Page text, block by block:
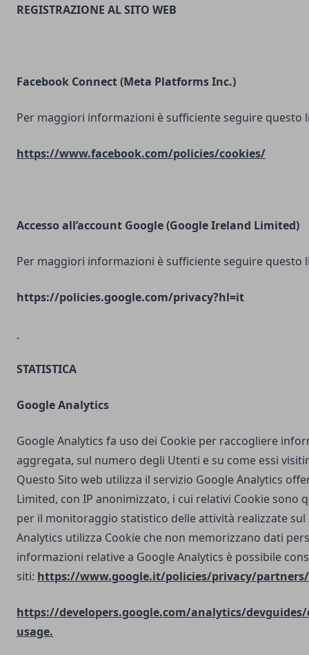
REGISTRAZIONE AL SITO WEB
Facebook Connect (Meta Platforms Inc.)
Per maggiori informazioni è sufficiente seguire questo
https://www.facebook.com/policies/cookies/
Accesso all’account Google (Google Ireland Limited)
Per maggiori informazioni è sufficiente seguire questo
https://policies.google.com/privacy?hl=it
STATISTICA
Google Analytics
Google Analytics fa uso dei Cookie per raccogliere
aggregata, sul numero degli Utenti e su come essi
Questo Sito web utilizza il servizio Google Analytics
Limited, con IP anonimizzato, i cui relativi Cookie sono
per il monitoraggio statistico delle attività realizzate sul
Analytics utilizza Cookie che non memorizzano dati
informazioni relative a Google Analytics è possibile
siti: https://www.google.it/policies/privacy/partners/
https://developers.google.com/analytics/
usage.